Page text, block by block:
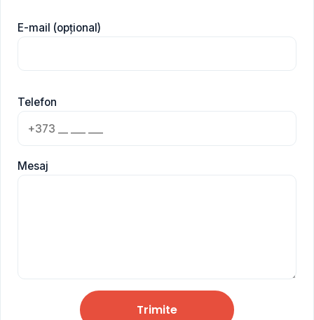
E-mail (opțional)
Telefon
Mesaj
Trimite